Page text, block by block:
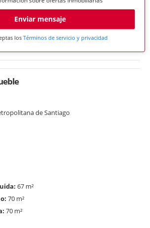
Enviar mensaje
los Términos de servicio y privacidad
de Santiago
67 m²
70 m²
70 m²